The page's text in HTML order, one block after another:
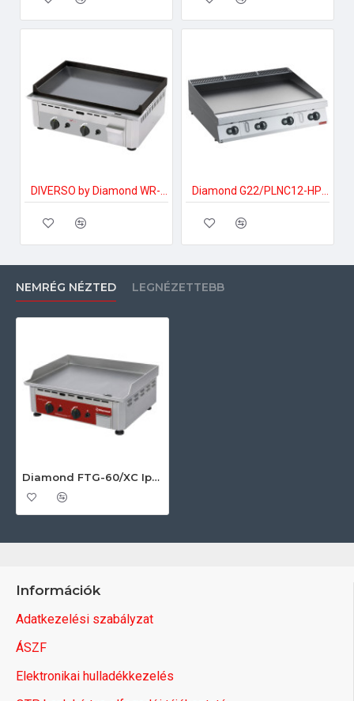
NEMRÉG NÉZTED LEGNÉZETTEBB
Diamond FTG-60/XC Ipari gáztűzhely
Információk
Adatkezelési szabályzat
ÁSZF
Elektronikai hulladékkezelés